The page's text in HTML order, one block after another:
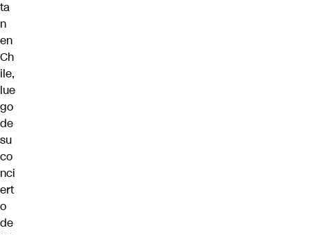
ta
n
en
Ch
ile,
lue
go
de
su
co
nci
ert
o
de